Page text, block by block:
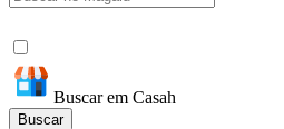
Buscar em Casah
Buscar